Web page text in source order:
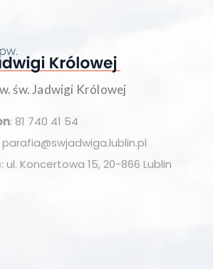
św. Jadwigi Królowej
: 81 740 41 54
parafia@swjadwiga.lublin.pl
: ul. Koncertowa 15, 20-866 Lublin